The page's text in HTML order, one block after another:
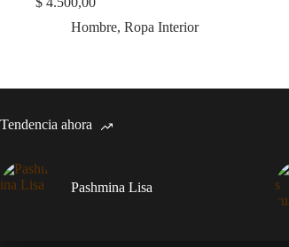
Hombre, Ropa Interior
Tendencia ahora
Pashmina Lisa